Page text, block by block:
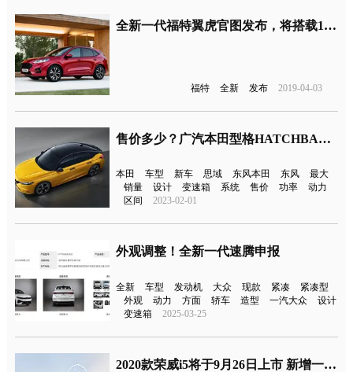
全新一代福特翼虎官图发布，将搭载1.5T三缸发动机
福特 全新 发布 2019-04-03
售价多少？广汽本田型格HATCHBACK官图来了
本田 车型 新车 思域 东风本田 东风
最大
销量
设计 变速箱 系统 售价 功率
动力
区间
2023-02-01
外观调整！全新一代速腾申报
全新 车型 发动机 大众 现款 紧凑
紧凑型
外观
动力 方面 轿车 造型 一汽大众
设计
变速箱
2025-03-25
2020款荣威i5将于9月26日上市 新增一款车型